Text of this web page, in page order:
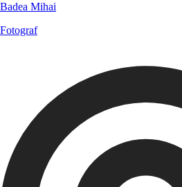
Badea Mihai
Fotograf